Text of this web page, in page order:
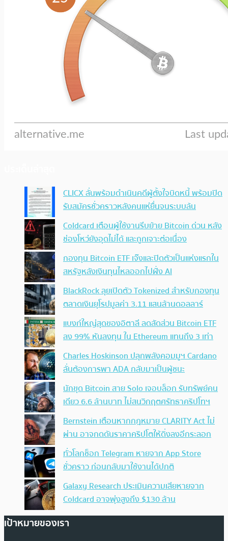
CLICX ลั่นพร้อมดำเนินคดีผู้ตั้งใจบิดหนี้ พร้อมปิด
รับสมัครชั่วคราวหลังคนแห่ยื่นจนระบบล้น
Coldcard เตือนผู้ใช้งานรีบย้าย Bitcoin ด่วน หลัง
ช่องโหว่ยังอุดไม่ได้ และถูกเจาะต่อเนื่อง
กองทุน Bitcoin ETF เจ๊งและปิดตัวเป็นแห่งแรกใน
สหรัฐหลังเงินทุนไหลออกไปฝั่ง AI
BlackRock ลุยเปิดตัว Tokenized สำหรับกองทุน
ตลาดเงินยุโรปมูลค่า 3.11 แสนล้านดอลลาร์
แบงก์ใหญ่สุดของอิตาลี ลดสัดส่วน Bitcoin ETF
ลง 99% หันลงทุน ใน Ethereum แทนถึง 3 เท่า
Charles Hoskinson ปลุกพลังคอมมูฯ Cardano
ลั่นต้องการพา ADA กลับมาเป็นผู้ชนะ
นักขุด Bitcoin สาย Solo เจอบล็อก รับทรัพย์คน
เดียว 6.6 ล้านบาท ไม่สนวิกฤตศรัทธาคริปโทฯ
Bernstein เตือนหากกฎหมาย CLARITY Act ไม่
ผ่าน อาจกดดันราคาคริปโตให้ดิ่งลงอีกระลอก
ทั่วโลกช็อก Telegram หายจาก App Store
ชั่วคราว ก่อนกลับมาใช้งานได้ปกติ
Galaxy Research ประเมินความเสียหายจาก
Coldcard อาจพุ่งสูงถึง $130 ล้าน
เป้าหมายของเรา